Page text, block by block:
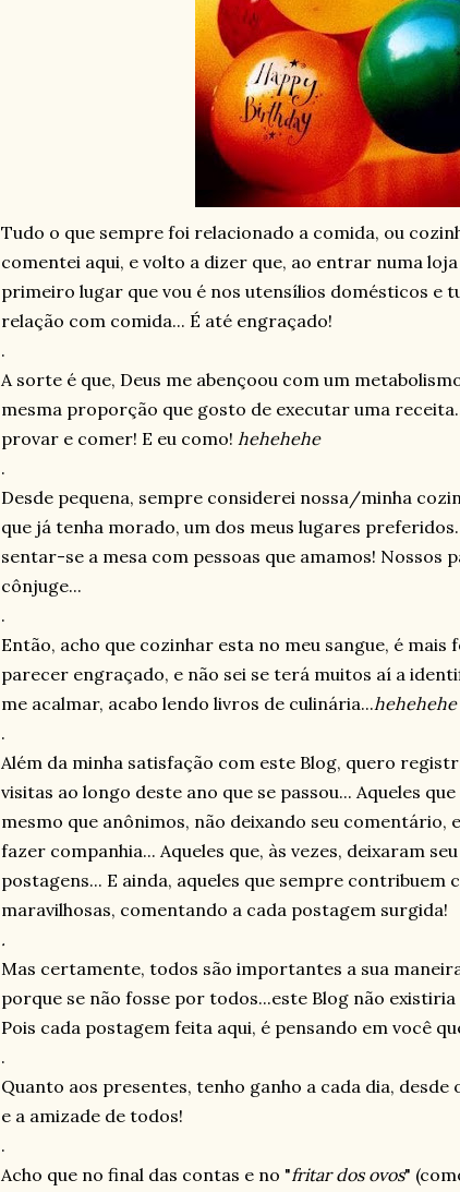
Tudo o que sempre foi relacionado a comida, ou
comentei aqui, e volto a dizer que, ao entrar numa
primeiro lugar que vou é nos utensílios domésticos e
relação com comida... É até engraçado!
.
A sorte é que, Deus me abençoou com um
mesma proporção que gosto de executar uma
provar e comer! E eu como! hehehehe
.
Desde pequena, sempre considerei nossa/minha
que já tenha morado, um dos meus lugares
sentar-se a mesa com pessoas que amamos! Nossos
cônjuge...
.
Então, acho que cozinhar esta no meu sangue, é mais
parecer engraçado, e não sei se terá muitos aí a
me acalmar, acabo lendo livros de culinária...hehehehe
.
Além da minha satisfação com este Blog, quero
visitas ao longo deste ano que se passou... Aqueles
mesmo que anônimos, não deixando seu comentário,
fazer companhia... Aqueles que, às vezes, deixaram
postagens... E ainda, aqueles que sempre contribuem
maravilhosas, comentando a cada postagem surgida!
.
Mas certamente, todos são importantes a sua
porque se não fosse por todos...este Blog não existiria
Pois cada postagem feita aqui, é pensando em você
.
Quanto aos presentes, tenho ganho a cada dia,
e a amizade de todos!
.
Acho que no final das contas e no "fritar dos ovos"